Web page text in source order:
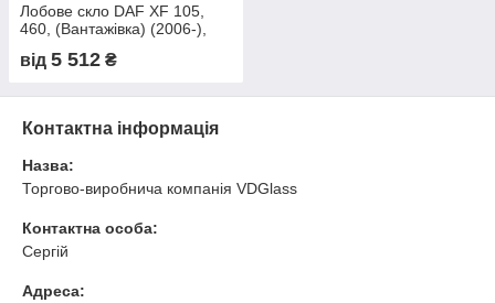
Лобове скло DAF XF 105,
460, (Вантажівка) (2006-),
від 5 512 ₴
Контактна інформація
Назва:
Торгово-виробнича компанія VDGlass
Контактна особа:
Сергій
Адреса: